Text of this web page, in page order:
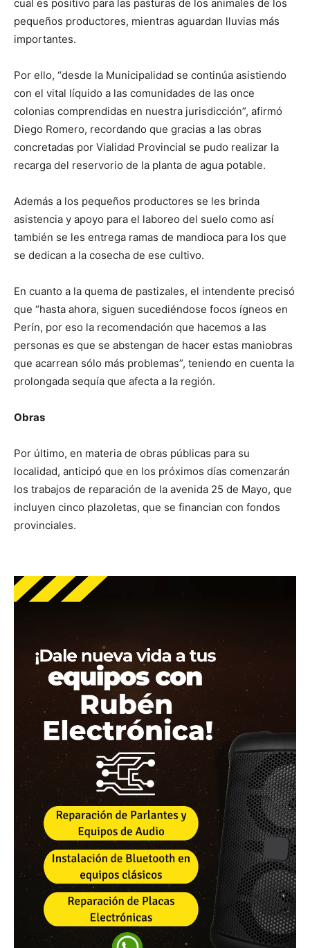
cual es positivo para las pasturas de los animales de los
pequeños productores, mientras aguardan lluvias más
importantes.
Por ello, “desde la Municipalidad se continúa asistiendo
con el vital líquido a las comunidades de las once
colonias comprendidas en nuestra jurisdicción”, afirmó
Diego Romero, recordando que gracias a las obras
concretadas por Vialidad Provincial se pudo realizar la
recarga del reservorio de la planta de agua potable.
Además a los pequeños productores se les brinda
asistencia y apoyo para el laboreo del suelo como así
también se les entrega ramas de mandioca para los que
se dedican a la cosecha de ese cultivo.
En cuanto a la quema de pastizales, el intendente precisó
que “hasta ahora, siguen sucediéndose focos ígneos en
Perín, por eso la recomendación que hacemos a las
personas es que se abstengan de hacer estas maniobras
que acarrean sólo más problemas”, teniendo en cuenta la
prolongada sequía que afecta a la región.
Obras
Por último, en materia de obras públicas para su
localidad, anticipó que en los próximos días comenzarán
los trabajos de reparación de la avenida 25 de Mayo, que
incluyen cinco plazoletas, que se financian con fondos
provinciales.